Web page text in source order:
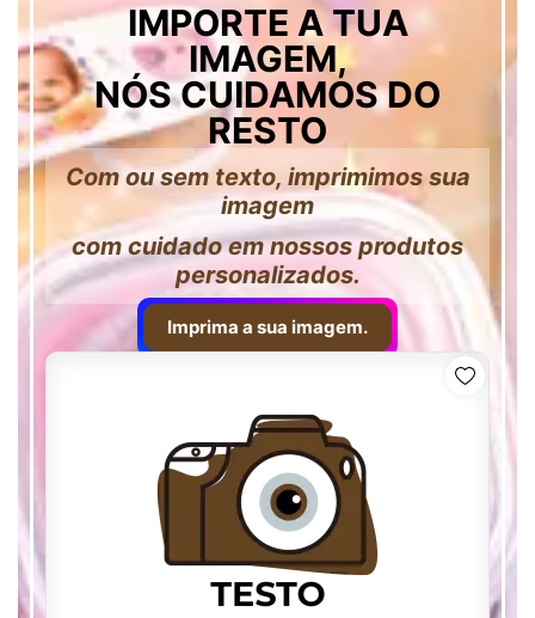
IMPORTE A TUA
IMAGEM,
NÓS CUIDAMOS DO
RESTO
Com ou sem texto, imprimimos sua
imagem
com cuidado em nossos produtos
personalizados.
Imprima a sua imagem.